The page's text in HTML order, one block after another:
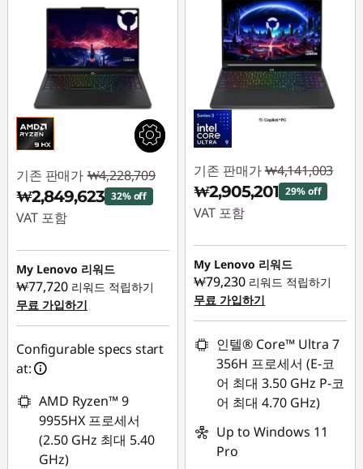
기존 판매가 ₩4,228,709
₩2,849,623 32% off
VAT 포함
즉시 할인: :-
₩1,379,086
My Lenovo 리워드
₩77,720 리워드 적립하기
무료 가입하기
Configurable specs start
at:
AMD Ryzen™ 9
9955HX 프로세서
(2.50 GHz 최대 5.40
GHz)
기존 판매가 ₩4,141,003
₩2,905,201 29% off
VAT 포함
즉시 할인: :-
₩1,235,802
My Lenovo 리워드
₩79,230 리워드 적립하기
무료 가입하기
인텔® Core™ Ultra 7
356H 프로세서 (E-코
어 최대 3.50 GHz P-코
어 최대 4.70 GHz)
Up to Windows 11
Pro